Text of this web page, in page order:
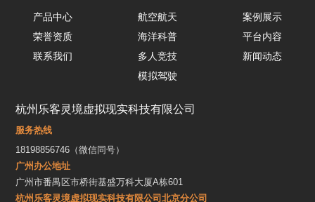
产品中心
荣誉资质
联系我们
航空航天
海洋科普
多人竞技
模拟驾驶
案例展示
平台内容
新闻动态
杭州乐客灵境虚拟现实科技有限公司
服务热线
18198856746（微信同号）
广州办公地址
广州市番禺区市桥街基盛万科大厦A栋601
杭州乐客灵境虚拟现实科技有限公司北京分公司